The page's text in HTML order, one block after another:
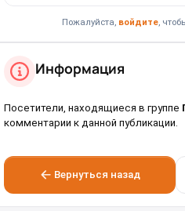
Пожалуйста, войдите,
Информация
Посетители, находящиеся в группе
комментарии к данной публикации.
Вернуться назад